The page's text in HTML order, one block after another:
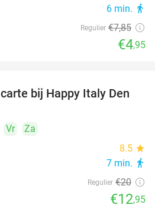
6 min. directions_walk
Regulier €7,85
€4,95
35%
bij Happy Italy Den
Vr
Za
8.5 star
7 min. directions_walk
Regulier €20
€12,95